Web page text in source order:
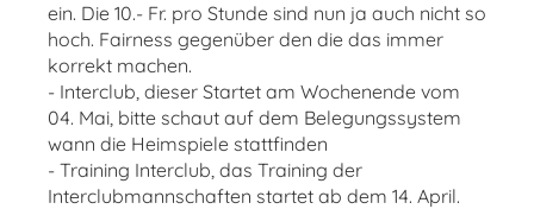
ein. Die 10.- Fr. pro Stunde sind nun ja auch nicht so
hoch. Fairness gegenüber den die das immer
korrekt machen.
- Interclub, dieser Startet am Wochenende vom
04. Mai, bitte schaut auf dem Belegungssystem
wann die Heimspiele stattfinden
- Training Interclub, das Training der
Interclubmannschaften startet ab dem 14. April.